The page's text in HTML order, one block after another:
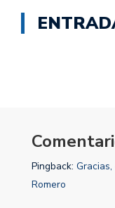
Pingback:
Romero